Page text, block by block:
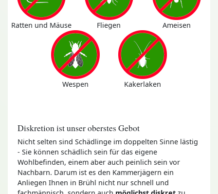
Ratten und Mäuse Fliegen Ameisen
Wespen Kakerlaken
Diskretion ist unser oberstes Gebot
Nicht selten sind Schädlinge im doppelten Sinne lästig
- Sie können schädlich sein für das eigene
Wohlbefinden, einem aber auch peinlich sein vor
Nachbarn. Darum ist es den Kammerjägern ein
Anliegen Ihnen in Brühl nicht nur schnell und